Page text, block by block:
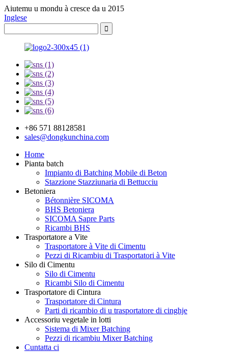
Aiutemu u mondu à cresce da u 2015
Inglese
+86 571 88128581
sales@dongkunchina.com
Home
Pianta batch
Impianto di Batching Mobile di Beton
Stazzione Stazziunaria di Bettucciu
Betoniera
Bétonnière SICOMA
BHS Betoniera
SICOMA Sapre Parts
Ricambi BHS
Trasportatore a Vite
Trasportatore à Vite di Cimentu
Pezzi di Ricambiu di Trasportatori à Vite
Silo di Cimentu
Silo di Cimentu
Ricambi Silo di Cimentu
Trasportatore di Cintura
Trasportatore di Cintura
Parti di ricambio di u trasportatore di cinghje
Accessoriu vegetale in lotti
Sistema di Mixer Batching
Pezzi di ricambiu Mixer Batching
Cuntatta ci